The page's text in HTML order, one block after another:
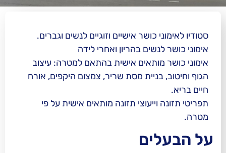
כושר אישיים וזוגיים לנשים וגברים.
בהריון ואחרי לידה
אישית בהתאם למטרה: עיצוב
מסת שריר, צמצום היקפים, אורח
תזונה מותאים אישית על פי